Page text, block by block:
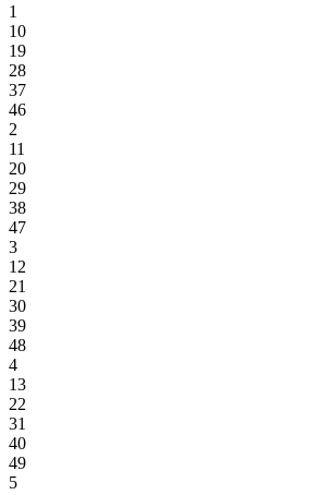
1
10
19
28
37
46
2
11
20
29
38
47
3
12
21
30
39
48
4
13
22
31
40
49
5